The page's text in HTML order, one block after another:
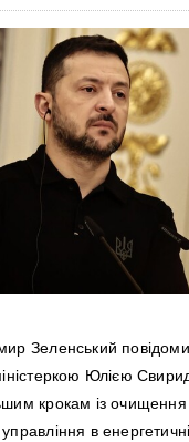
Зеленський
Юлією
крокам із очищення
в